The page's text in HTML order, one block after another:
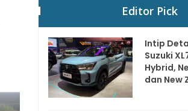
Editor Pick
Intip
Suzuki
Hybrid,
dan New